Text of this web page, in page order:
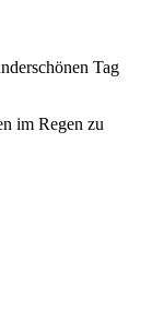
Tag
im Regen zu